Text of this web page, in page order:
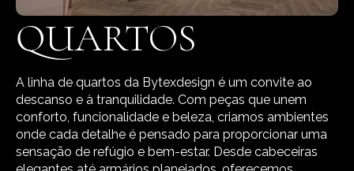
QUARTOS
A linha de quartos da Bytexdesign é um convite ao
descanso e à tranquilidade. Com peças que unem
conforto, funcionalidade e beleza, criamos ambientes
onde cada detalhe é pensado para proporcionar uma
sensação de refúgio e bem-estar. Desde cabeceiras